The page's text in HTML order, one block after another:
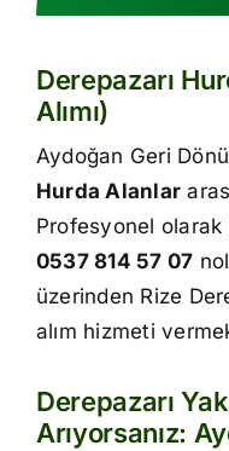
Derepazarı
Alımı)
Aydoğan Geri
Hurda Alanlar
Profesyonel olarak
0537 814 57 07
üzerinden Rize
alım hizmeti
Derepazarı
Arıyorsanız: